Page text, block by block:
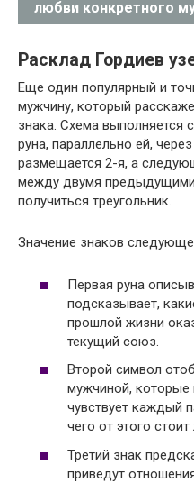
любви конкретного
Расклад Гордиев
Еще один популярный и
мужчину, который
знака. Схема выполняется
руна, параллельно ей,
размещается 2-я, а
между двумя
получиться треугольник.
Значение знаков
Первая руна
подсказывает,
прошлой жизни
текущий союз.
Второй символ
мужчиной, которые
чувствует каждый
чего от этого
Третий знак
приведут